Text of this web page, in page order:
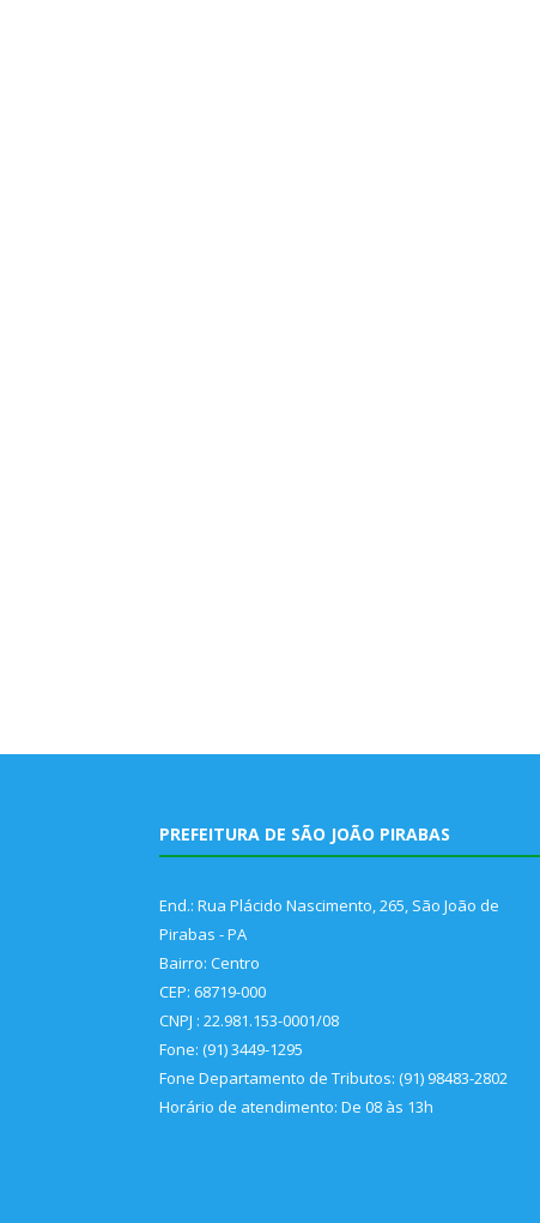
PREFEITURA DE SÃO JOÃO PIRABAS
End.: Rua Plácido Nascimento, 265, São João de
Pirabas - PA
Bairro: Centro
CEP: 68719-000
CNPJ : 22.981.153-0001/08
Fone: (91) 3449-1295
Fone Departamento de Tributos: (91) 98483-2802
Horário de atendimento: De 08 às 13h